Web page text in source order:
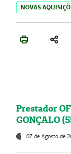
NOVAS
Prestador
GONÇALO
07 de Agosto de